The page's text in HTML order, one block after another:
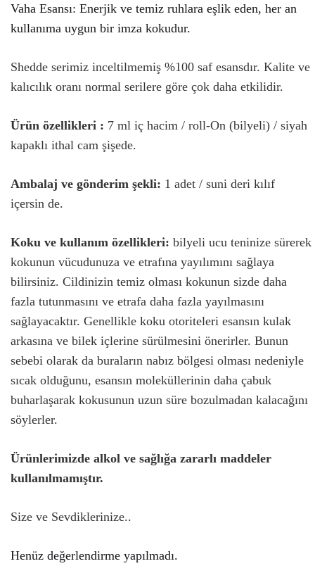
Vaha Esansı: Enerjik ve temiz ruhlara eşlik eden, her an
kullanıma uygun bir imza kokudur.
Shedde serimiz inceltilmemiş %100 saf esansdır. Kalite ve
kalıcılık oranı normal serilere göre çok daha etkilidir.
Ürün özellikleri : 7 ml iç hacim / roll-On (bilyeli) / siyah
kapaklı ithal cam şişede.
Ambalaj ve gönderim şekli: 1 adet / suni deri kılıf
içersin de.
Koku ve kullanım özellikleri: bilyeli ucu teninize sürerek
kokunun vücudunuza ve etrafına yayılımını sağlaya
bilirsiniz. Cildinizin temiz olması kokunun sizde daha
fazla tutunmasını ve etrafa daha fazla yayılmasını
sağlayacaktır. Genellikle koku otoriteleri esansın kulak
arkasına ve bilek içlerine sürülmesini önerirler. Bunun
sebebi olarak da buraların nabız bölgesi olması nedeniyle
sıcak olduğunu, esansın moleküllerinin daha çabuk
buharlaşarak kokusunun uzun süre bozulmadan kalacağını
söylerler.
Ürünlerimizde alkol ve sağlığa zararlı maddeler
kullanılmamıştır.
Size ve Sevdiklerinize..
Henüz değerlendirme yapılmadı.